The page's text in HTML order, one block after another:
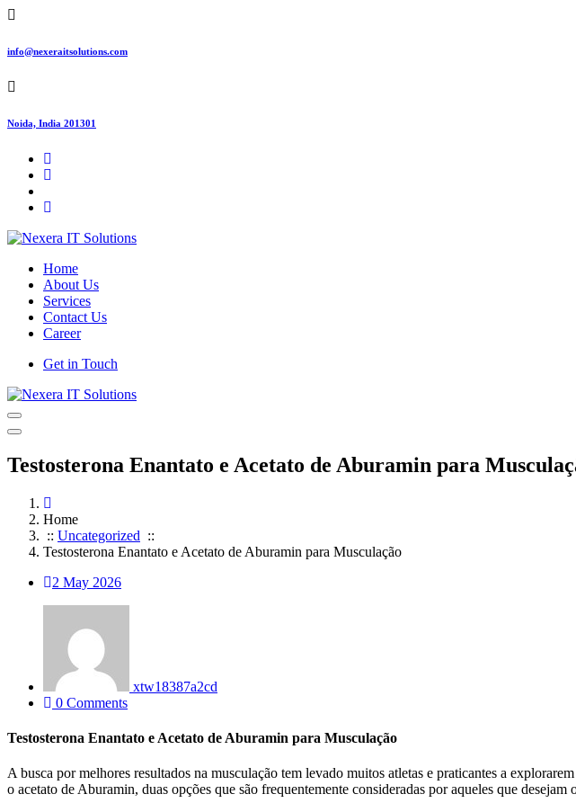
info@nexeraitsolutions.com
Noida, India 201301
Home
About Us
Services
Contact Us
Career
Get in Touch
Testosterona Enantato e Acetato de Aburamin para
Home
:: Uncategorized ::
Testosterona Enantato e Acetato de Aburamin para Musculação
2 May 2026
xtw18387a2cd
0 Comments
Testosterona Enantato e Acetato de Aburamin para Musculação
A busca por melhores resultados na musculação tem levado muitos atletas e praticantes a
o acetato de Aburamin, duas opções que são frequentemente consideradas por aqueles que desejam